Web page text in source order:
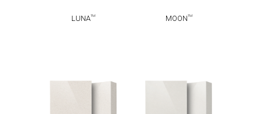
LUNATM MOONTM